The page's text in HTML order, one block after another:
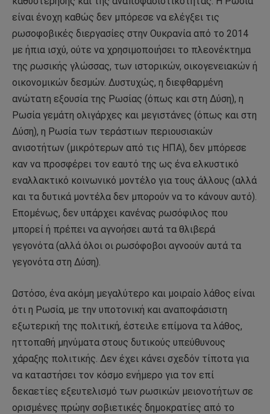
είναι ένοχη καθώς δεν μπόρεσε να ελέγξει τις
ρωσοφοβικές διεργασίες στην Ουκρανία από το 2014
με ήπια ισχύ, ούτε να χρησιμοποιήσει το πλεονέκτημα
της ρωσικής γλώσσας, των ιστορικών, οικογενειακών ή
οικονομικών δεσμών. Δυστυχώς, η διεφθαρμένη
ανώτατη εξουσία της Ρωσίας (όπως και στη Δύση), η
Ρωσία γεμάτη ολιγάρχες και μεγιστάνες (όπως και στη
Δύση), η Ρωσία των τεράστιων περιουσιακών
ανισοτήτων (μικρότερων από τις ΗΠΑ), δεν μπόρεσε
καν να προσφέρει τον εαυτό της ως ένα ελκυστικό
εναλλακτικό κοινωνικό μοντέλο για τους άλλους (αλλά
και τα δυτικά μοντέλα δεν μπορούν να το κάνουν αυτό).
Επομένως, δεν υπάρχει κανένας ρωσόφιλος που
μπορεί ή πρέπει να αγνοήσει αυτά τα θλιβερά
γεγονότα (αλλά όλοι οι ρωσόφοβοι αγνοούν αυτά τα
γεγονότα στη Δύση).
Ωστόσο, ένα ακόμη μεγαλύτερο και μοιραίο λάθος είναι
ότι η Ρωσία, με την υποτονική και αναποφάσιστη
εξωτερική της πολιτική, έστειλε επίμονα τα λάθος,
ηττοπαθή μηνύματα στους δυτικούς υπεύθυνους
χάραξης πολιτικής. Δεν έχει κάνει σχεδόν τίποτα για
να καταστήσει τον κόσμο ενήμερο για τον επί
δεκαετίες εξευτελισμό των ρωσικών μειονοτήτων σε
ορισμένες πρώην σοβιετικές δημοκρατίες από το